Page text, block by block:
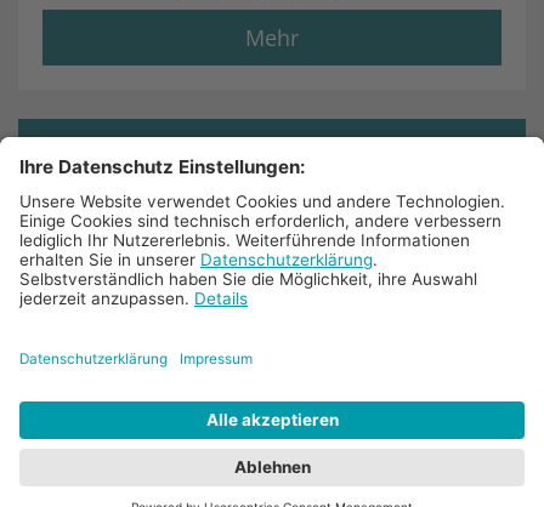
Mehr
© 2025 Bistum Aachen
Impressum
Datenschutz
Barrierefreiheit